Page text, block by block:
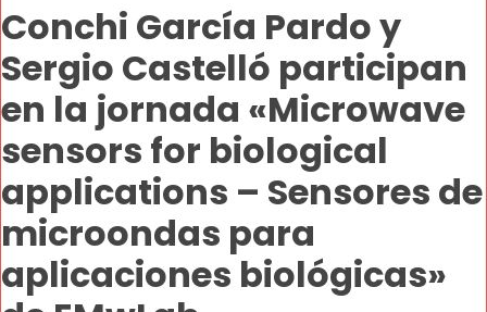
Conchi García Pardo y
Sergio Castelló participan
en la jornada «Microwave
sensors for biological
applications – Sensores de
microondas para
aplicaciones biológicas»